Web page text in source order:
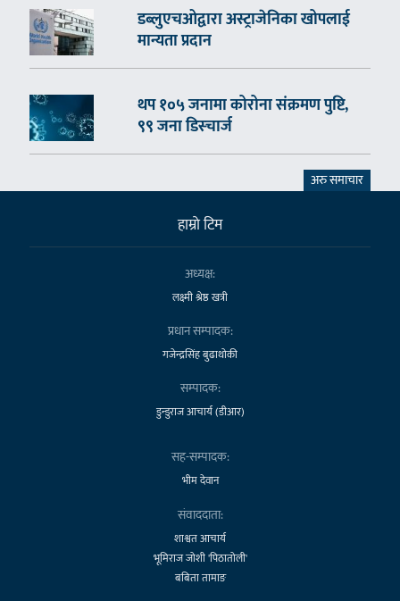
डब्लुएचओद्वारा अस्ट्राजेनिका खोपलाई
मान्यता प्रदान
थप १०५ जनामा कोरोना संक्रमण पुष्टि,
९९ जना डिस्चार्ज
अरु समाचार
हाम्राे टिम
अध्यक्ष:
लक्ष्मी श्रेष्ठ खत्री
प्रधान सम्पादक:
गजेन्द्रसिंह बुढाथोकी
सम्पादक:
डुन्डुराज आचार्य (डीआर)
सह-सम्पादक:
भीम देवान
संवाददाता:
शाश्वत आचार्य
भूमिराज जोशी 'पिठातोली'
बबिता तामाङ